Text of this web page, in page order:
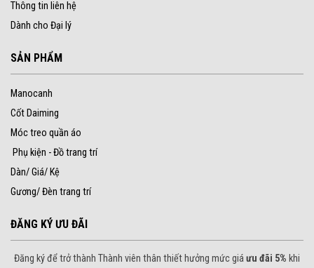
Thông tin liên hệ
Dành cho Đại lý
SẢN PHẨM
Manocanh
Cốt Daiming
Móc treo quần áo
Phụ kiện - Đồ trang trí
Dàn/ Giá/ Kệ
Gương/ Đèn trang trí
ĐĂNG KÝ ƯU ĐÃI
Đăng ký để trở thành Thành viên thân thiết hưởng mức giáưu đãi 5% khi